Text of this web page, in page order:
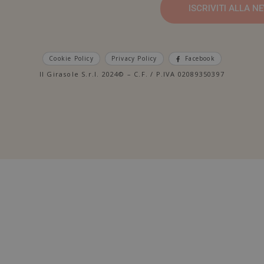
ISCRIVITI ALLA
Cookie Policy Privacy Policy Facebook
Il Girasole S.r.l. 2024© – C.F. / P.IVA 02089350397